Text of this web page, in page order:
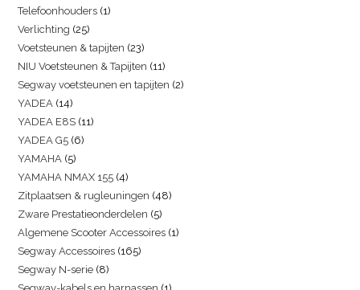
Telefoonhouders 1
Verlichting 25
Voetsteunen & tapijten 23
NIU Voetsteunen & Tapijten 11
Segway voetsteunen en tapijten 2
YADEA 14
YADEA E8S 11
YADEA G5 6
YAMAHA 5
YAMAHA NMAX 155 4
Zitplaatsen & rugleuningen 48
Zware Prestatieonderdelen 5
Algemene Scooter Accessoires 1
Segway Accessoires 165
Segway N-serie 8